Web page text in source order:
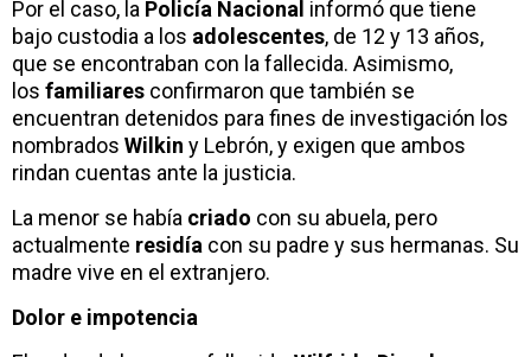
Por el caso, la Policía Nacional informó que tiene
bajo custodia a los adolescentes, de 12 y 13 años,
que se encontraban con la fallecida. Asimismo,
los familiares confirmaron que también se
encuentran detenidos para fines de investigación los
nombrados Wilkin y Lebrón, y exigen que ambos
rindan cuentas ante la justicia.
La menor se había criado con su abuela, pero
actualmente residía con su padre y sus hermanas. Su
madre vive en el extranjero.
Dolor e impotencia